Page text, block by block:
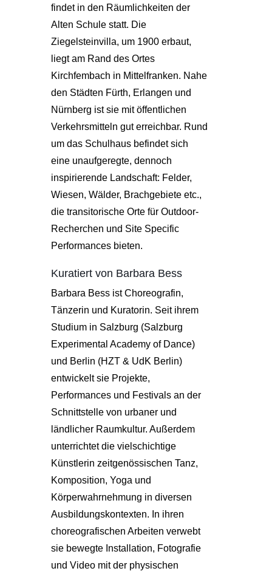
findet in den Räumlichkeiten der
Alten Schule statt. Die
Ziegelsteinvilla, um 1900 erbaut,
liegt am Rand des Ortes
Kirchfembach in Mittelfranken. Nahe
den Städten Fürth, Erlangen und
Nürnberg ist sie mit öffentlichen
Verkehrsmitteln gut erreichbar. Rund
um das Schulhaus befindet sich
eine unaufgeregte, dennoch
inspirierende Landschaft: Felder,
Wiesen, Wälder, Brachgebiete etc.,
die transitorische Orte für Outdoor-
Recherchen und Site Specific
Performances bieten.
Kuratiert von Barbara Bess
Barbara Bess ist Choreografin,
Tänzerin und Kuratorin. Seit ihrem
Studium in Salzburg (Salzburg
Experimental Academy of Dance)
und Berlin (HZT & UdK Berlin)
entwickelt sie Projekte,
Performances und Festivals an der
Schnittstelle von urbaner und
ländlicher Raumkultur. Außerdem
unterrichtet die vielschichtige
Künstlerin zeitgenössischen Tanz,
Komposition, Yoga und
Körperwahrnehmung in diversen
Ausbildungskontexten. In ihren
choreografischen Arbeiten verwebt
sie bewegte Installation, Fotografie
und Video mit der physischen